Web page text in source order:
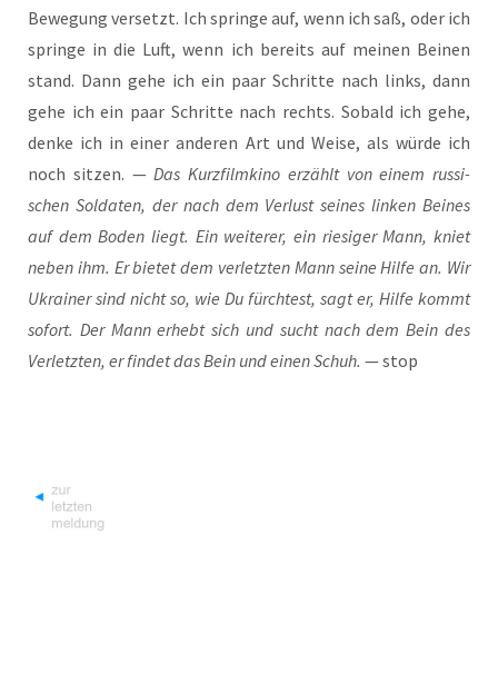
Bewe­gung ver­setzt. Ich sprin­ge auf, wenn ich saß, oder ich
sprin­ge in die Luft, wenn ich bereits auf mei­nen Bei­nen
stand. Dann gehe ich ein paar Schrit­te nach links, dann
gehe ich ein paar Schrit­te nach rechts. Sobald ich gehe,
den­ke ich in einer ande­ren Art und Wei­se, als wür­de ich
noch sit­zen. —Das Kurz­film­ki­no erzählt von einem rus­si­
schen Sol­da­ten, der nach dem Ver­lust sei­nes lin­ken Bei­nes
auf dem Boden liegt. Ein wei­te­rer, ein rie­si­ger Mann, kniet
neben ihm. Er bie­tet dem ver­letz­ten Mann sei­ne Hil­fe an. Wir
Ukrai­ner sind nicht so, wie Du fürch­test, sagt er, Hil­fe kommt
sofort. Der Mann erhebt sich und sucht nach dem Bein des
Ver­letz­ten, er fin­det das Bein und einen Schuh. — stop